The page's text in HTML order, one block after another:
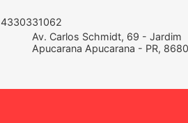
4330331062
Av. Carlos Schmidt, 69 - Jardim
Apucarana Apucarana - PR,